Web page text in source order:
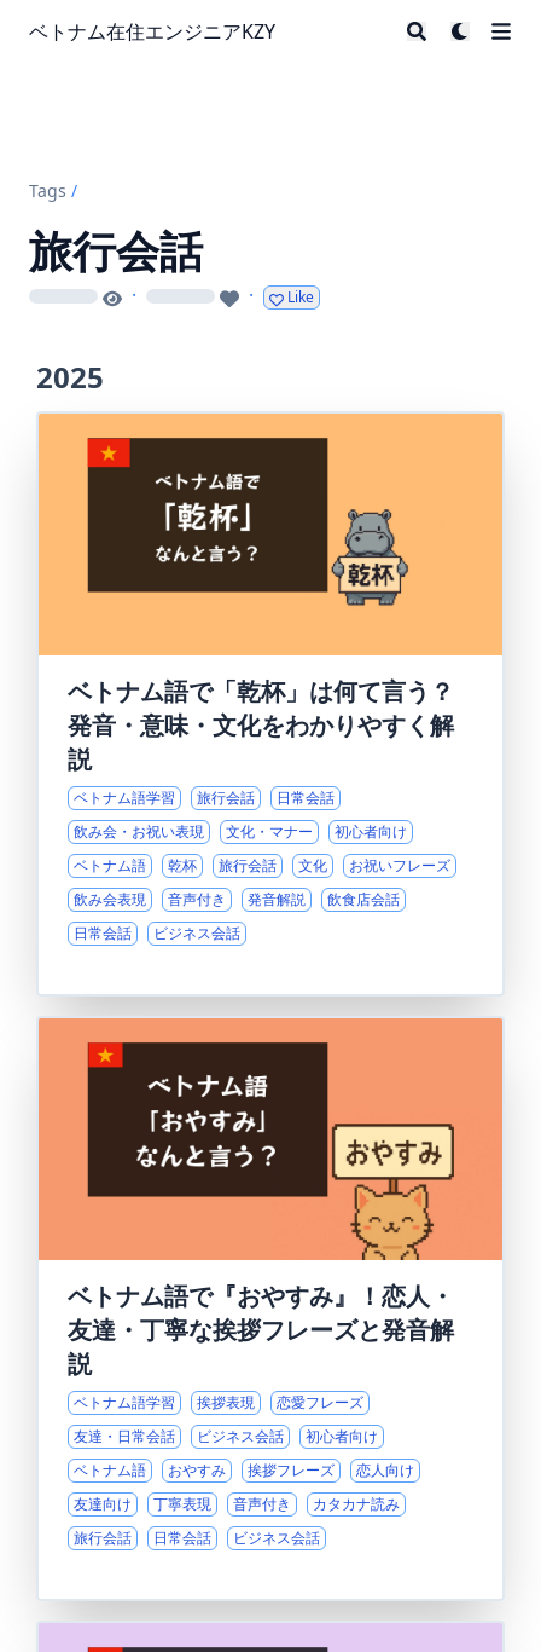
ベトナム在住エンジニアKZY
Tags /
旅行会話
loading · loading · Like
2025
ベトナム語で「乾杯」は何て言う？
発音・意味・文化をわかりやすく解
説
ベトナム語学習 旅行会話
日常会話
飲み会・お祝い表現
文化・マナー
初心者向け
ベトナム語
乾杯 旅行会話 文化
お祝いフレーズ
飲み会表現
音声付き 発音解説
飲食店会話
日常会話
ビジネス会話
ベトナム語で『おやすみ』！恋人・
友達・丁寧な挨拶フレーズと発音解
説
ベトナム語学習 挨拶表現
恋愛フレーズ
友達・日常会話
ビジネス会話
初心者向け
ベトナム語
おやすみ 挨拶フレーズ
恋人向け
友達向け
丁寧表現 音声付き
カタカナ読み
旅行会話
日常会話 ビジネス会話